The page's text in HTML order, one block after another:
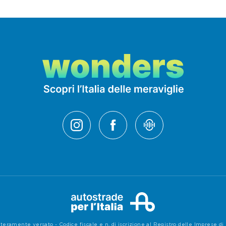
versato - Codice fiscale e n. di iscrizione al Registro delle Imprese di